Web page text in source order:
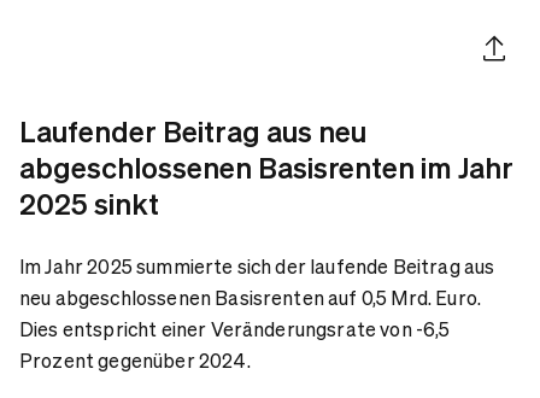
Artikel
Laufender Beitrag aus neu
abgeschlossenen Basisrenten im Jahr
2025 sinkt
Im Jahr 2025 summierte sich der laufende Beitrag aus
neu abgeschlossenen Basisrenten auf 0,5 Mrd. Euro.
Dies entspricht einer Veränderungsrate von -6,5
Prozent gegenüber 2024.